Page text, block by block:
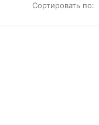
Сортировать по: